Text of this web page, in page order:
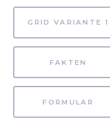
GRID VARIANTE 1
FAKTEN
FORMULAR